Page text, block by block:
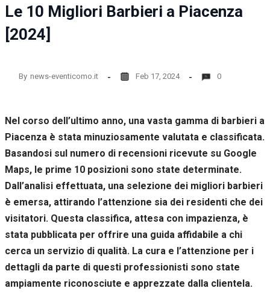
Le 10 Migliori Barbieri a Piacenza
[2024]
By news-eventicomo.it Feb 17, 2024 0
Nel corso dell’ultimo anno, una vasta gamma di barbieri a
Piacenza è stata minuziosamente valutata e classificata.
Basandosi sul numero di recensioni ricevute su Google
Maps, le prime 10 posizioni sono state determinate.
Dall’analisi effettuata, una selezione dei migliori barbieri
è emersa, attirando l’attenzione sia dei residenti che dei
visitatori. Questa classifica, attesa con impazienza, è
stata pubblicata per offrire una guida affidabile a chi
cerca un servizio di qualità. La cura e l’attenzione per i
dettagli da parte di questi professionisti sono state
ampiamente riconosciute e apprezzate dalla clientela.
Esperienza
Per
permettere
di
la tua visita.
questi
cookie,
alcune
funzioni del
sito non
saranno
disponibili.
Marketing
Condividendo i
tuoi interessi e il
tuo